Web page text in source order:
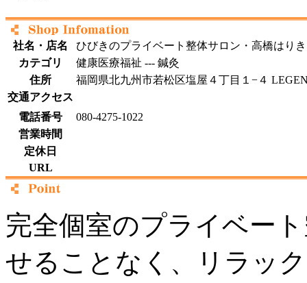
社名・店名
ひびきのプライベート整体サロン・高橋はり
カテゴリ
健康医療福祉 --- 鍼灸
住所
福岡県北九州市若松区塩屋４丁目１−４
交通アクセス
電話番号
080-4275-1022
営業時間
定休日
URL
完全個室のプライベー
せることなく、リラッ